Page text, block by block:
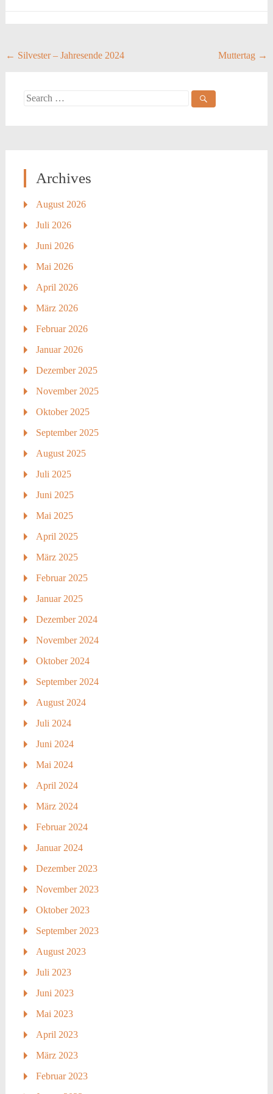
Post
← Silvester – Jahresende 2024 Muttertag →
Search
Archives
August 2026
Juli 2026
Juni 2026
Mai 2026
April 2026
März 2026
Februar 2026
Januar 2026
Dezember 2025
November 2025
Oktober 2025
September 2025
August 2025
Juli 2025
Juni 2025
Mai 2025
April 2025
März 2025
Februar 2025
Januar 2025
Dezember 2024
November 2024
Oktober 2024
September 2024
August 2024
Juli 2024
Juni 2024
Mai 2024
April 2024
März 2024
Februar 2024
Januar 2024
Dezember 2023
November 2023
Oktober 2023
September 2023
August 2023
Juli 2023
Juni 2023
Mai 2023
April 2023
März 2023
Februar 2023